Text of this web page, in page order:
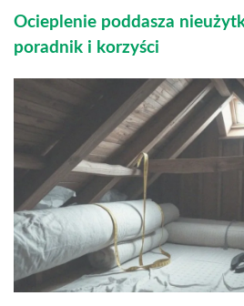
Ocieplenie poddasza
poradnik i korzyści